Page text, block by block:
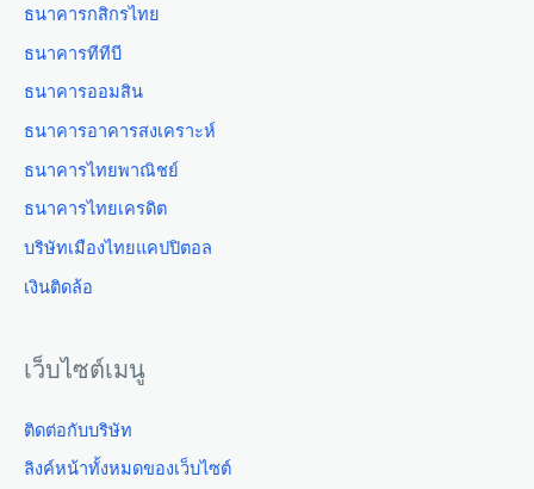
ธนาคารกสิกรไทย
ธนาคารทีทีบี
ธนาคารออมสิน
ธนาคารอาคารสงเคราะห์
ธนาคารไทยพาณิชย์
ธนาคารไทยเครดิต
บริษัทเมืองไทยแคปปิตอล
เงินติดล้อ
เว็บไซต์เมนู
ติดต่อกับบริษัท
ลิงค์หน้าทั้งหมดของเว็บไซต์